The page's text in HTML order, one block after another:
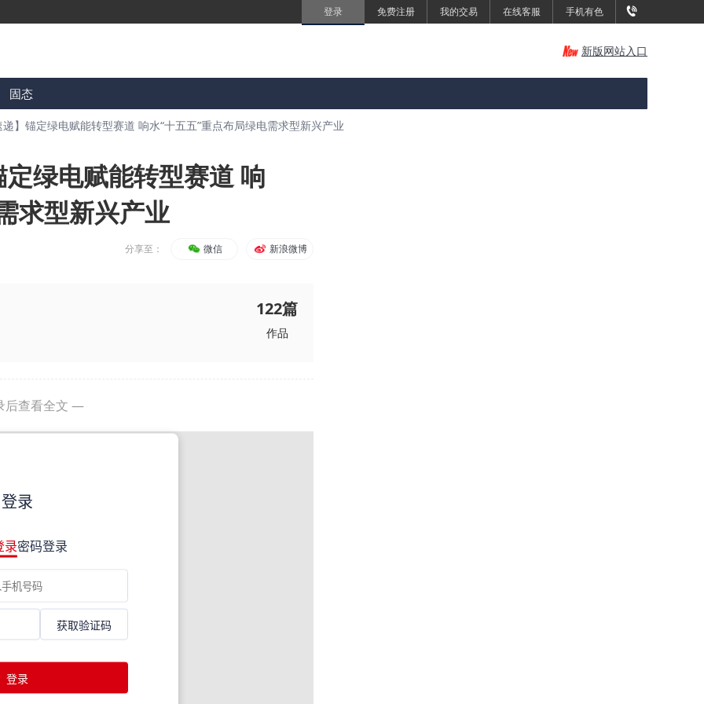
登录 免费注册 我的交易 在线客服 手机有色
新版网站入口
固态
】锚定绿电赋能转型赛道 响水“十五五”重点布局绿电需求型新兴产业
绿电赋能转型赛道 响
求型新兴产业
分享至： 微信 新浪微博
122篇
作品
后查看全文 —